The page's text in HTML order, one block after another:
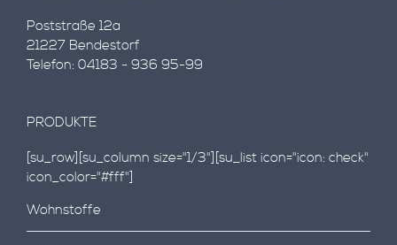
Poststraße 12a
21227 Bendestorf
Telefon: 04183 - 936 95-99
PRODUKTE
[su_row][su_column size="1/3"][su_list icon="icon: check"
icon_color="#fff"]
Wohnstoffe